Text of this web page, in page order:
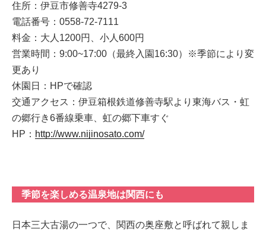
住所：伊豆市修善寺4279-3
電話番号：0558-72-7111
料金：大人1200円、小人600円
営業時間：9:00~17:00（最終入園16:30）※季節により変
更あり
休園日：HPで確認
交通アクセス：伊豆箱根鉄道修善寺駅より東海バス・虹
の郷行き6番線乗車、虹の郷下車すぐ
HP： http://www.nijinosato.com/
季節を楽しめる温泉地は関西にも
日本三大古湯の一つで、関西の奥座敷と呼ばれて親しま